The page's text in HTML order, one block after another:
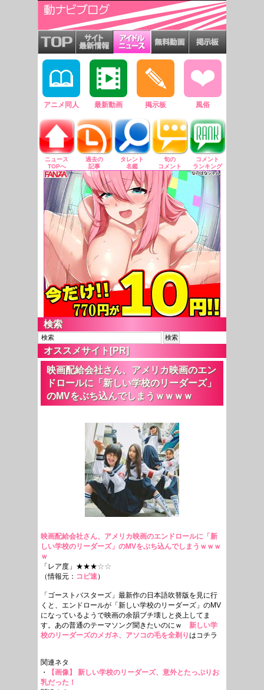
アニメ同人 最新動画 掲示板 風俗
ニュース
TOPへ
過去の
記事
タレント
名鑑
旬の
コメント
コメント
ランキング
検索
オススメサイト[PR]
映画配給会社さん、アメリカ映画のエン
ドロールに「新しい学校のリーダーズ」
のMVをぶち込んでしまうｗｗｗｗ
映画配給会社さん、アメリカ映画のエンドロールに「新
しい学校のリーダーズ」のMVをぶち込んでしまうｗｗｗ
ｗ
「レア度」★★★☆☆
（情報元： コピ速）
「ゴーストバスターズ」最新作の日本語吹替版を見に行
くと、エンドロールが「新しい学校のリーダーズ」のMV
になっているようで映画の余韻ブチ壊しと炎上してま
す。あの普通のテーマソング聞きたいのにｗ 新しい学
校のリーダーズのメガネ、アソコの毛を全剃りはコチラ
関連ネタ
・
【画像】 新しい学校のリーダーズ、意外とたっぷりお
乳だった！